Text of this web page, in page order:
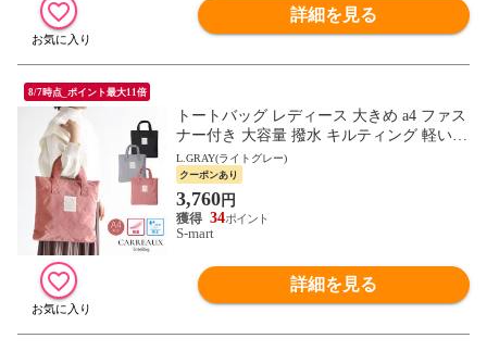
詳細を見る
8/7時点_ポイント最大11倍
トートバッグ レディース 大きめ a4 ファス
ナー付き 大容量 撥水 キルティング 軽い
鞄 カバン バッグ オフィス おしゃれ 可愛
い 大人 春 夏 秋 冬 CARREAUX
L.GRAY(ライトグレー)
クーポンあり
3,760円
34
S-mart
詳細を見る